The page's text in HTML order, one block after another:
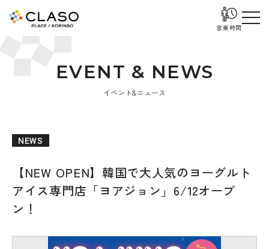
営業時間
EVENT & NEWS
イベント&ニュース
NEWS
【NEW OPEN】韓国で大人気のヨーグルト
アイス専門店「ヨアジョン」6/12オープ
ン！